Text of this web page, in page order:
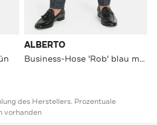
ALBERTO
Business-Hose 'Rob' blau meliert
des Herstellers. Prozentuale
vorhanden